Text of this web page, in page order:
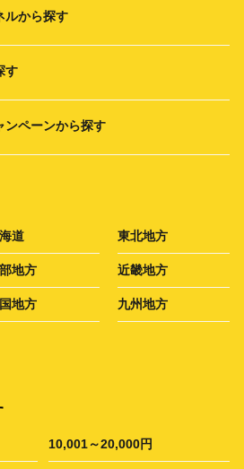
ルから探す
す
ンペーンから探す
道 東北地方
地方 近畿地方
地方 九州地方
10,001～20,000円